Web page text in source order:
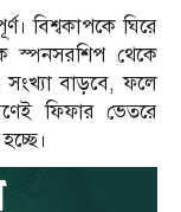
বিশ্বকাপকে ঘিরে
স্পনসরশিপ থেকে
বাড়বে, ফলে
ফিফার ভেতরে